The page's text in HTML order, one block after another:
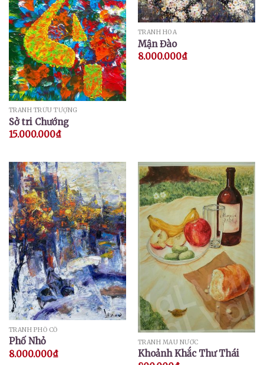
TRANH TRỪU TƯỢNG
Sở tri Chướng
15.000.000₫
TRANH HOA
Mận Đào
8.000.000₫
TRANH PHỐ CỔ
Phố Nhỏ
8.000.000₫
TRANH MÀU NƯỚC
Khoảnh Khắc Thư Thái